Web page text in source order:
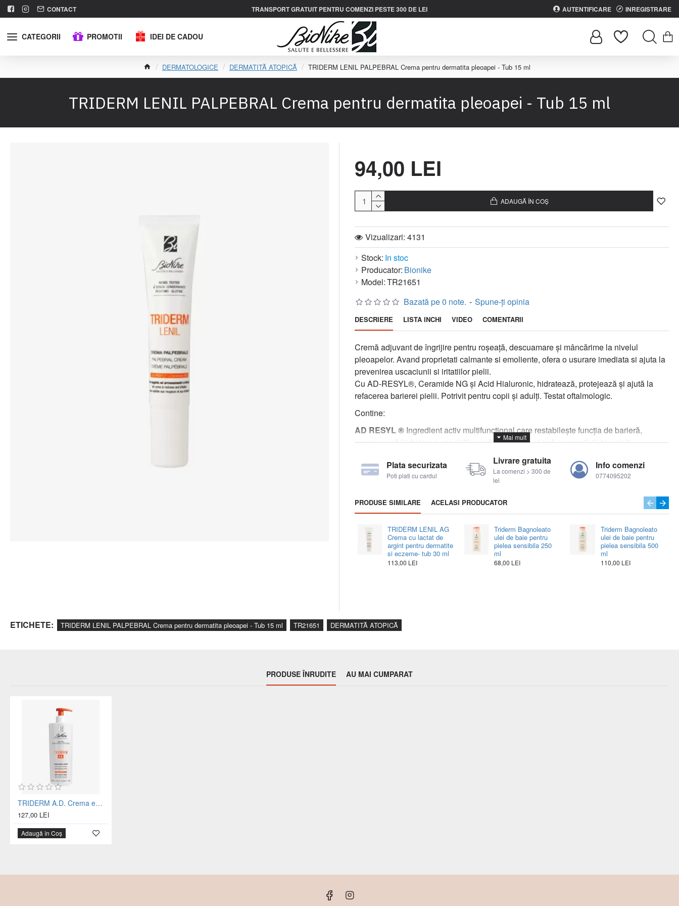
CONTACT TRANSPORT GRATUIT PENTRU COMENZI PESTE 300 DE LEI AUTENTIFICARE INREGISTRARE
CATEGORII PROMOTII IDEI DE CADOU
DERMATOLOGICE DERMATITĂ ATOPICĂ TRIDERM LENIL PALPEBRAL Crema pentru dermatita pleoapei - Tub 15 ml
TRIDERM LENIL PALPEBRAL Crema pentru dermatita pleoapei - Tub 15 ml
Stock: In stoc
Producator: Bionike
Model:TR21651
Vizualizari: 4131
Bazată pe 0 note. - Spune-ţi opinia
94,00 LEI
ADAUGĂ ÎN COȘ
PRODUSE SIMILARE ACELASI PRODUCATOR
TRIDERM LENIL AG
Crema cu lactat de
argint pentru dermatite
si eczeme- tub 30 ml
113,00 LEI
Triderm Bagnoleato
ulei de baie pentru
pielea sensibila 250
ml
68,00 LEI
Triderm Bagnoleato
ulei de baie pentru
pielea sensibila 500
ml
110,00 LEI
Plata securizata
Poti plati cu cardul
Livrare gratuita
La comenzi > 300 de
lei
Info comenzi
0774095202
DESCRIERE LISTA INCHI VIDEO COMENTARII
Cremă adjuvant de îngrijire pentru roșeață, descuamare și mâncărime la nivelul
pleoapelor. Avand proprietati calmante si emoliente, ofera o usurare imediata si ajuta la
prevenirea uscaciunii si iritatiilor pielii.
Cu AD-RESYL®, Ceramide NG și Acid Hialuronic, hidratează, protejează și ajută la
refacerea barierei pielii. Potrivit pentru copii și adulți. Testat oftalmologic.
Contine:
AD RESYL ® Ingredient activ multifuncțional care restabilește funcția de barieră,
promovează hidratarea, reechilibrează microbiota și reduce reactivitatea pielii.
Mod de utilizare: Aplicați pe pleoape după cum este necesar, masand ușor.
ETICHETE: TRIDERM LENIL PALPEBRAL Crema pentru dermatita pleoapei - Tub 15 ml TR21651 DERMATITĂ ATOPICĂ
PRODUSE ÎNRUDITE AU MAI CUMPARAT
TRIDERM A.D. Crema emolienta cu AD-RESYL® pentru pielea cu dermatita atopica - sticla 400 ml
127,00 LEI
Adaugă în Coș